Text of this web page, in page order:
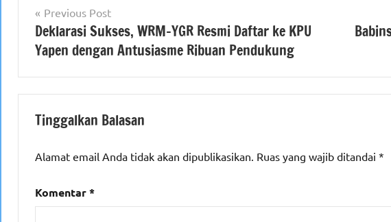
Navigasi
pos
Previous Post
Deklarasi Sukses, WRM-YGR Resmi Daftar ke KPU
Yapen dengan Antusiasme Ribuan Pendukung
Tinggalkan Balasan
Alamat email Anda tidak akan dipublikasikan. Ruas yang wajib ditandai *
Komentar*